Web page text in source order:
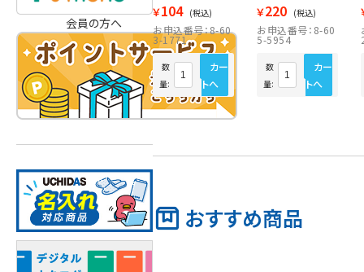
￥104 (税込)
お申込番号：8-60
3-1771
数
量:
カー
トへ
￥220 (税込)
お申込番号：8-60
5-5954
数
量:
カー
トへ
おすすめ商品
会員の方へ